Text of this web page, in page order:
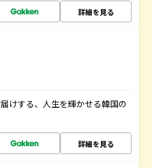
詳細を見る
けする、人生を輝かせる韓国の
詳細を見る